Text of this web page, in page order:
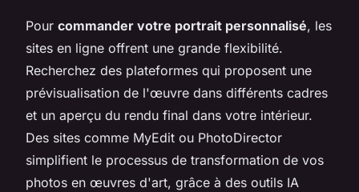
Pour commander votre portrait personnalisé, les
sites en ligne offrent une grande flexibilité.
Recherchez des plateformes qui proposent une
prévisualisation de l'œuvre dans différents cadres
et un aperçu du rendu final dans votre intérieur.
Des sites comme MyEdit ou PhotoDirector
simplifient le processus de transformation de vos
photos en œuvres d'art, grâce à des outils IA